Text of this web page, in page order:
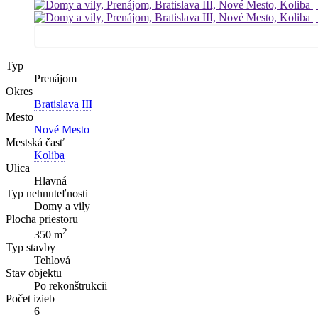
Typ
Prenájom
Okres
Bratislava III
Mesto
Nové Mesto
Mestská časť
Koliba
Ulica
Hlavná
Typ nehnuteľnosti
Domy a vily
Plocha priestoru
350 m2
Typ stavby
Tehlová
Stav objektu
Po rekonštrukcii
Počet izieb
6